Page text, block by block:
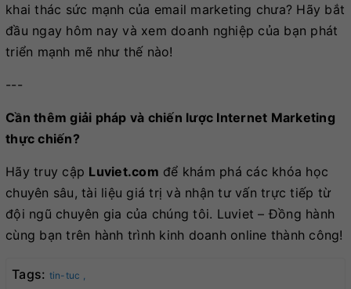
khai thác sức mạnh của email marketing chưa? Hãy bắt
đầu ngay hôm nay và xem doanh nghiệp của bạn phát
triển mạnh mẽ như thế nào!
---
Cần thêm giải pháp và chiến lược Internet Marketing
thực chiến?
Hãy truy cập Luviet.com để khám phá các khóa học
chuyên sâu, tài liệu giá trị và nhận tư vấn trực tiếp từ
đội ngũ chuyên gia của chúng tôi. Luviet – Đồng hành
cùng bạn trên hành trình kinh doanh online thành công!
Tags: tin-tuc ,